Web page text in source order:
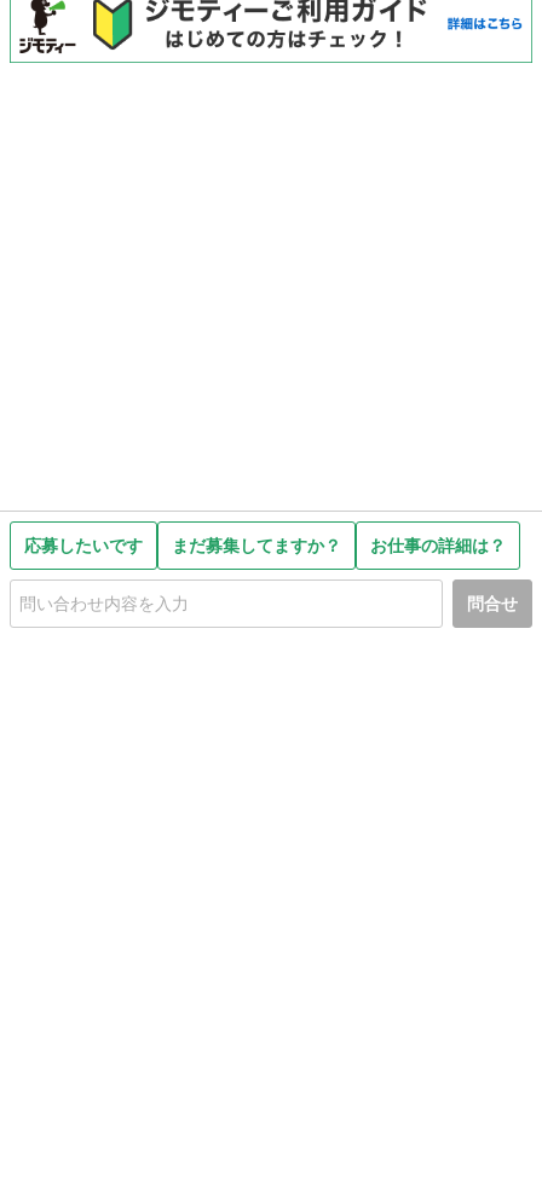
応募したいです まだ募集してますか？ お仕事の詳細は？
問合せ